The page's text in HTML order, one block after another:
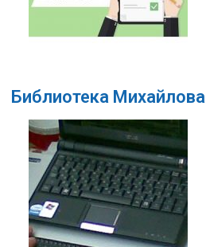
Библиотека Михайлова